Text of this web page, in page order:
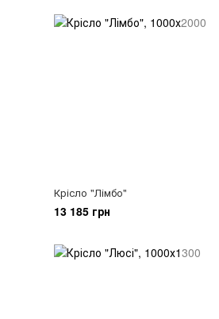
Крісло "Лімбо"
13 185 грн